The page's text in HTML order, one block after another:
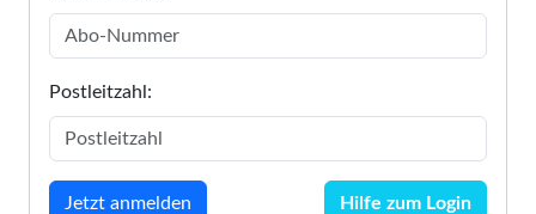
Postleitzahl:
Hilfe zum Login